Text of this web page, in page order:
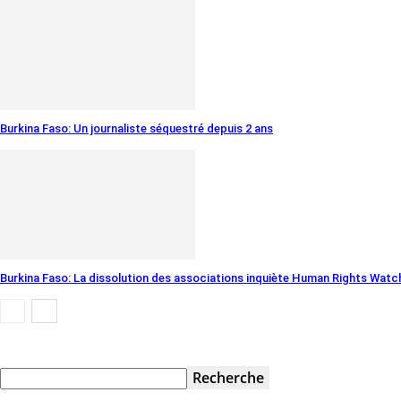
Burkina Faso: Un journaliste séquestré depuis 2 ans
Burkina Faso: La dissolution des associations inquiète Human Rights